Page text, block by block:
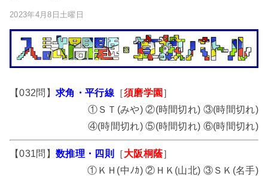
2023年4月8日土曜日
【032問】 求角・平行線［須磨学園 ］
①ＳＴ(みや) ②(時間切れ) ③(時間切れ)
④(時間切れ) ⑤(時間切れ) ⑥(時間切れ)
【031問】 数推理・四則 ［大阪桐蔭］
①ＫＨ(中ﾉｶ) ②ＨＫ(山北) ③ＳＫ(名手)